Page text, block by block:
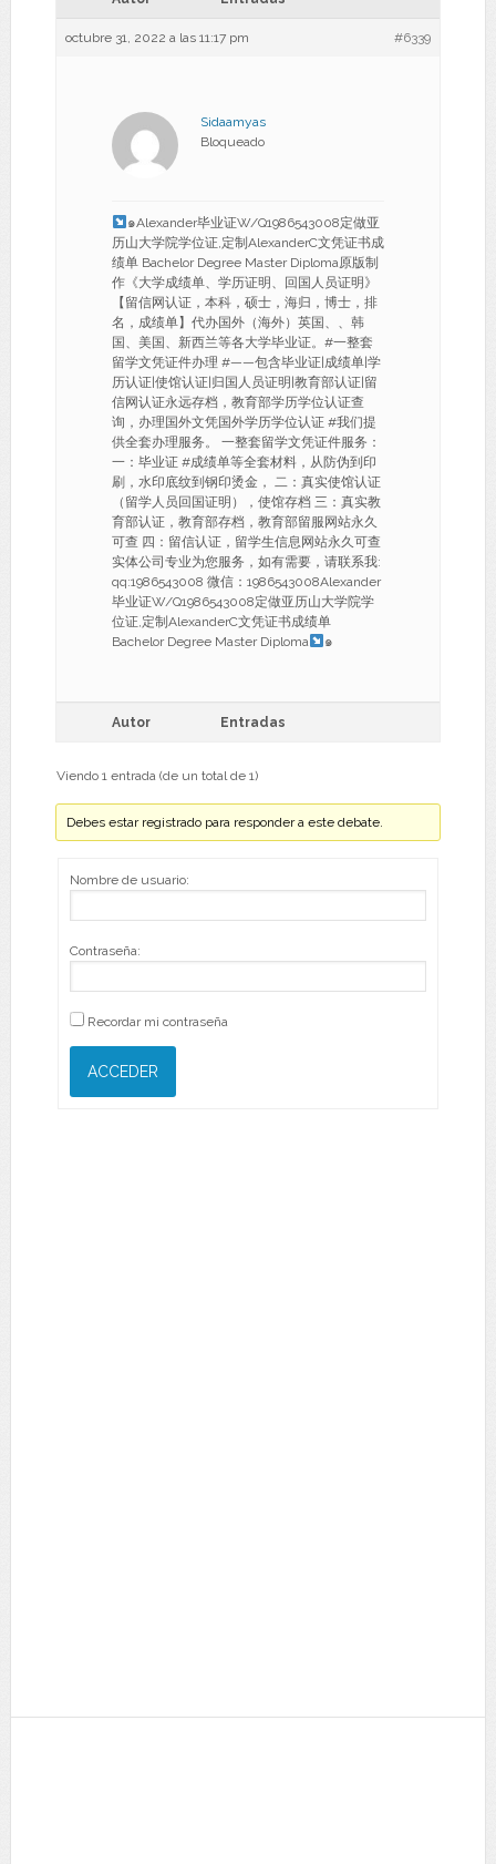
octubre 31, 2022 a las 11:17 pm #6339
Sidaamyas
Bloqueado
๑Alexander毕业证W/Q1986543008定做亚
历山大学院学位证,定制AlexanderC文凭证书成
绩单 Bachelor Degree Master Diploma原版制
作《大学成绩单、学历证明、回国人员证明》
【留信网认证，本科，硕士，海归，博士，排
名，成绩单】代办国外（海外）英国、、韩
国、美国、新西兰等各大学毕业证。#一整套
留学文凭证件办理 #——包含毕业证|成绩单|学
历认证|使馆认证|归国人员证明|教育部认证|留
信网认证永远存档，教育部学历学位认证查
询，办理国外文凭国外学历学位认证 #我们提
供全套办理服务。 一整套留学文凭证件服务：
一：毕业证 #成绩单等全套材料，从防伪到印
刷，水印底纹到钢印烫金， 二：真实使馆认证
（留学人员回国证明），使馆存档 三：真实教
育部认证，教育部存档，教育部留服网站永久
可查 四：留信认证，留学生信息网站永久可查
实体公司专业为您服务，如有需要，请联系我:
qq:1986543008 微信：1986543008Alexander
毕业证W/Q1986543008定做亚历山大学院学
位证,定制AlexanderC文凭证书成绩单
Bachelor Degree Master Diploma
๑
Autor Entradas
Viendo 1 entrada (de un total de 1)
Debes estar registrado para responder a este debate.
Nombre de usuario:
Contraseña:
Recordar mi contraseña
ACCEDER